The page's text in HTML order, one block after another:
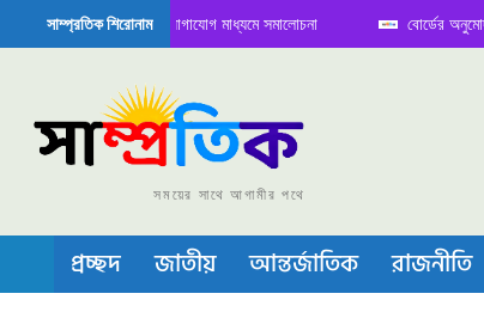
সাম্প্রতিক শিরোনাম
বৈঠক নিয়ে সামাজিক যোগাযোগ মাধ্যমে সমালোচনা বোর্ডের অনুমোদন
বা চীপ তৈরিতে নিজের শক্ত অবস্থান জানান দিচ্ছে চীন
সময়ের সাথে আগামীর পথে
প্রচ্ছদ জাতীয় আন্তর্জাতিক রাজনীতি